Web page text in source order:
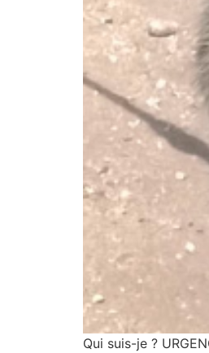
Qui suis-je ?